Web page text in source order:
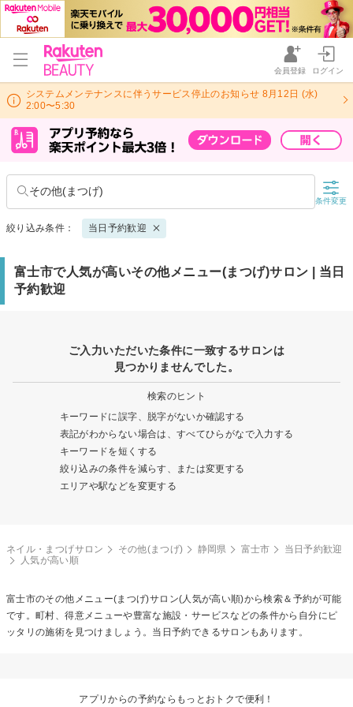
会員登録 ログイン
システムメンテナンスに伴うサービス停止のお知らせ 8月12日 (水)
2:00〜5:30
その他(まつげ)
条件変更
絞り込み条件： 当日予約歓迎
富士市で人気が高いその他メニュー(まつげ)サロン | 当日
予約歓迎
ご入力いただいた条件に一致するサロンは
見つかりませんでした。
検索のヒント
キーワードに誤字、脱字がないか確認する
表記がわからない場合は、すべてひらがなで入力する
キーワードを短くする
絞り込みの条件を減らす、または変更する
エリアや駅などを変更する
ネイル・まつげサロン その他(まつげ) 静岡県 富士市
当日予約歓迎
人気が高い順
富士市のその他メニュー(まつげ)サロン(人気が高い順)から検索＆予約が可能
です。町村、得意メニューや豊富な施設・サービスなどの条件から自分にピ
ッタリの施術を見つけましょう。当日予約できるサロンもあります。
アプリからの予約ならもっとおトクで便利！